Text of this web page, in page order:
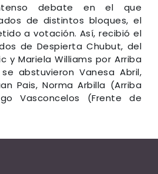
debate en el que
de distintos bloques, el
a votación. Así, recibió el
de Despierta Chubut, del
y Mariela Williams por Arriba
abstuvieron Vanesa Abril,
Pais, Norma Arbilla (Arriba
Vasconcelos (Frente de